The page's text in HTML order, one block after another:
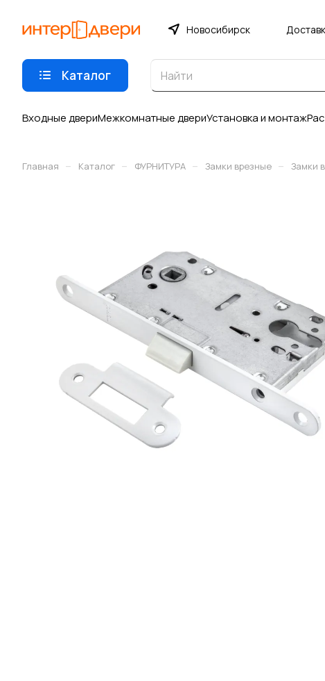
Новосибирск
Каталог
Входные двериМежкомнатные двериУстановка и монтаж
Главная – Каталог – ФУРНИТУРА – Замки врезные – Замки